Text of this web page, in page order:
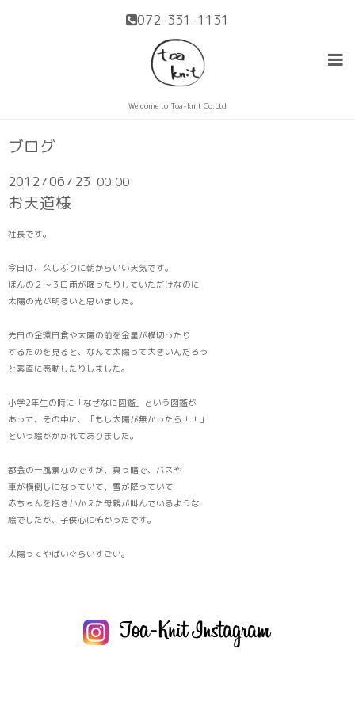
072-331-1131
Welcome to Toa-knit Co.Ltd
ブログ
2012 /06 / 23 00:00
お天道様
社長です。
今日は、久しぶりに朝からいい天気です。
ほんの２～３日雨が降ったりしていただけなのに
太陽の光が明るいと思いました。
先日の金環日食や太陽の前を金星が横切ったり
するたのを見ると、なんて太陽って大きいんだろう
と素直に感動したりしました。
小学2年生の時に「なぜなに図鑑」という図鑑が
あって、その中に、「もし太陽が無かったら！！」
という絵がかかれてありました。
都会の一風景なのですが、真っ暗で、バスや
車が横倒しになっていて、雪が降っていて
赤ちゃんを抱きかかえた母親が叫んでいるような
絵でしたが、子供心に怖かったです。
太陽ってやばいぐらいすごい。